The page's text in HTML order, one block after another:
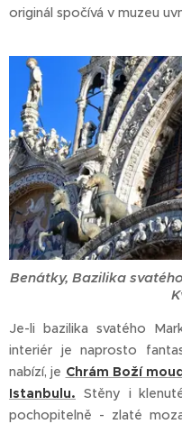
originál spočívá v muzeu
Benátky, Bazilika
Je-li bazilika svatého
interiér je naprosto
nabízí, je Chrám Boží
Istanbulu. Stěny i
pochopitelně - zlaté